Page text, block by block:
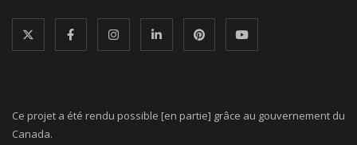
Ce projet a été rendu possible [en partie] grâce au gouvernement du
Canada.